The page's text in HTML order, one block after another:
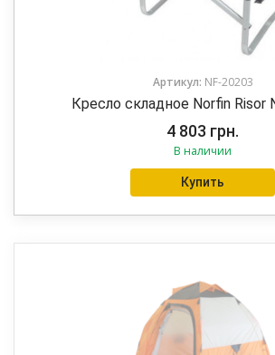
Артикул: NF-20203
Кресло складное Norfin Risor
4 803 грн.
В наличии
Купить